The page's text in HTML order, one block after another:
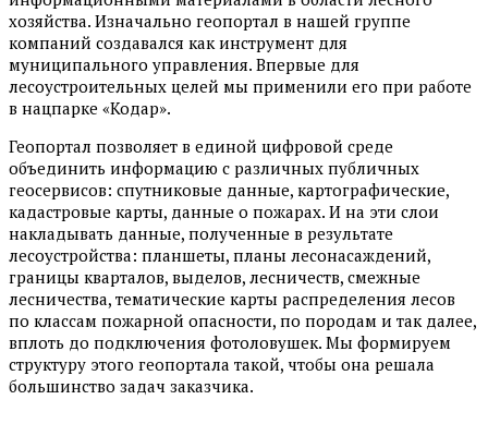
хозяйства. Изначально геопортал в нашей группе
компаний создавался как инструмент для
муниципального управления. Впервые для
лесоустроительных целей мы применили его при работе
в нацпарке «Кодар».
Геопортал позволяет в единой цифровой среде
объединить информацию с различных публичных
геосервисов: спутниковые данные, картографические,
кадастровые карты, данные о пожарах. И на эти слои
накладывать данные, полученные в результате
лесоустройства: планшеты, планы лесонасаждений,
границы кварталов, выделов, лесничеств, смежные
лесничества, тематические карты распределения лесов
по классам пожарной опасности, по породам и так далее,
вплоть до подключения фотоловушек. Мы формируем
структуру этого геопортала такой, чтобы она решала
большинство задач заказчика.